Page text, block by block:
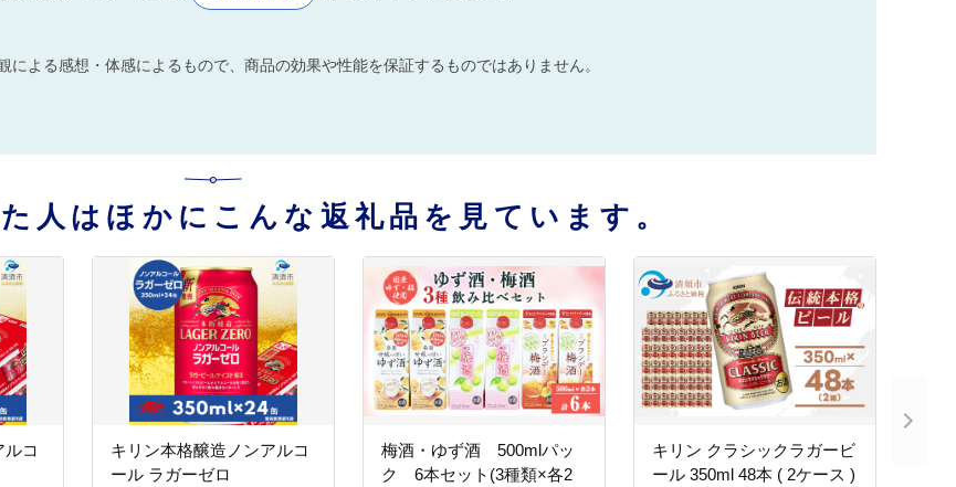
よる感想・体感によるもので、商品の効果や性能を保証するものではありません。
人はほかにこんな返礼品を見ています。
コ
キリン本格醸造ノンアルコ
ール ラガーゼロ
梅酒・ゆず酒 500mlパッ
ク 6本セット(3種類×各2
キリン クラシックラガービ
ール 350ml 48本 ( 2ケース )